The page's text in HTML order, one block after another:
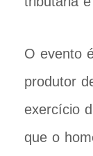
O evento
produtor
exercício
que o